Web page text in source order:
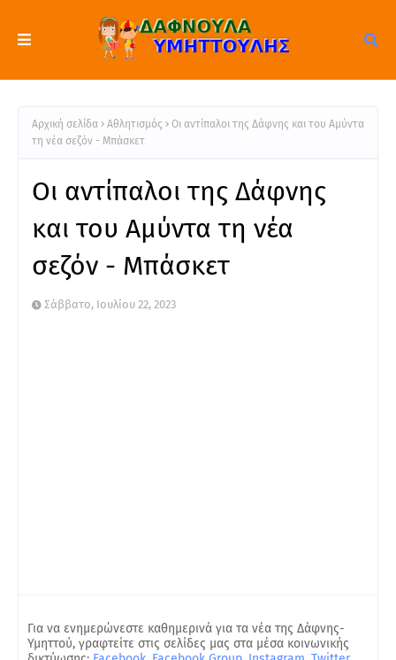
Αρχική σελίδα Αθλητισμός
Οι αντίπαλοι της Δάφνης και του Αμύντα
τη νέα σεζόν - Μπάσκετ
Οι αντίπαλοι της Δάφνης
και του Αμύντα τη νέα
σεζόν - Μπάσκετ
Σάββατο, Ιουλίου 22, 2023
Για να ενημερώνεστε καθημερινά για τα νέα της Δάφνης-
Υμηττού, γραφτείτε στις σελίδες μας στα μέσα κοινωνικής